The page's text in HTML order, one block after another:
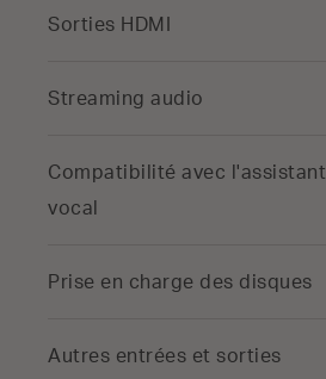
Sorties HDMI
Streaming audio
Compatibilité avec l'assistant
vocal
Prise en charge des disques
Autres entrées et sorties